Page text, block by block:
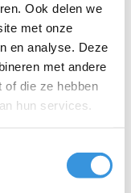
Ook delen we
met onze
en analyse. Deze
met andere
of die ze hebben
hun services.